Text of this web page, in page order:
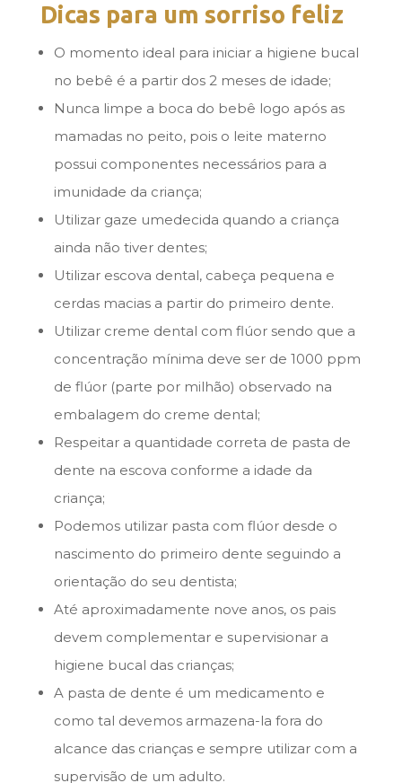
Dicas para um sorriso feliz
O momento ideal para iniciar a higiene bucal
no bebê é a partir dos 2 meses de idade;
Nunca limpe a boca do bebê logo após as
mamadas no peito, pois o leite materno
possui componentes necessários para a
imunidade da criança;
Utilizar gaze umedecida quando a criança
ainda não tiver dentes;
Utilizar escova dental, cabeça pequena e
cerdas macias a partir do primeiro dente.
Utilizar creme dental com flúor sendo que a
concentração mínima deve ser de 1000 ppm
de flúor (parte por milhão) observado na
embalagem do creme dental;
Respeitar a quantidade correta de pasta de
dente na escova conforme a idade da
criança;
Podemos utilizar pasta com flúor desde o
nascimento do primeiro dente seguindo a
orientação do seu dentista;
Até aproximadamente nove anos, os pais
devem complementar e supervisionar a
higiene bucal das crianças;
A pasta de dente é um medicamento e
como tal devemos armazena-la fora do
alcance das crianças e sempre utilizar com a
supervisão de um adulto.